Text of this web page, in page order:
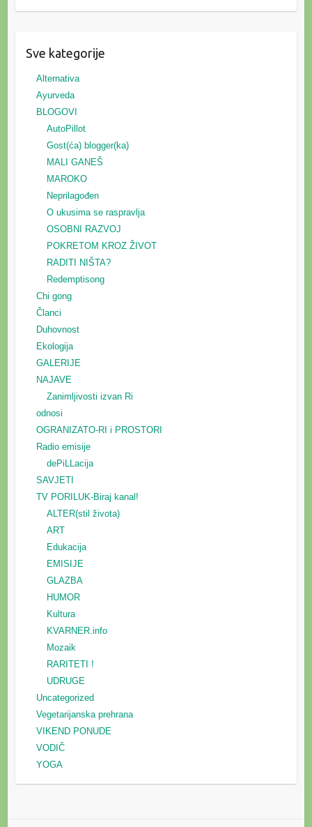
Sve kategorije
Alternativa
Ayurveda
BLOGOVI
AutoPillot
Gost(ća) blogger(ka)
MALI GANEŠ
MAROKO
Neprilagođen
O ukusima se raspravlja
OSOBNI RAZVOJ
POKRETOM KROZ ŽIVOT
RADITI NIŠTA?
Redemptisong
Chi gong
Članci
Duhovnost
Ekologija
GALERIJE
NAJAVE
Zanimljivosti izvan Ri
odnosi
OGRANIZATO-RI i PROSTORI
Radio emisije
dePiLLacija
SAVJETI
TV PORILUK-Biraj kanal!
ALTER(stil života)
ART
Edukacija
EMISIJE
GLAZBA
HUMOR
Kultura
KVARNER.info
Mozaik
RARITETI !
UDRUGE
Uncategorized
Vegetarijanska prehrana
VIKEND PONUDE
VODIČ
YOGA